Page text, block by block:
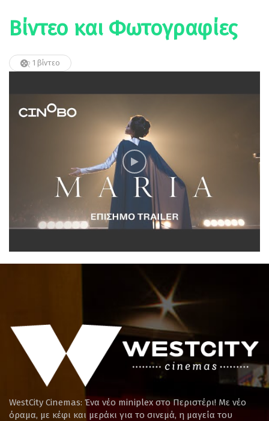
Βίντεο και Φωτογραφίες
1 βίντεο
WestCity Cinemas: Ένα νέο miniplex στο Περιστέρι! Mε νέο
όραμα, με κέφι και μεράκι για το σινεμά, η μαγεία του